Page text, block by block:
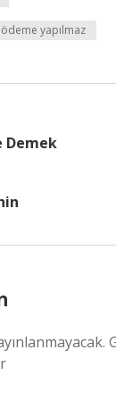
yapılmaz
Demek